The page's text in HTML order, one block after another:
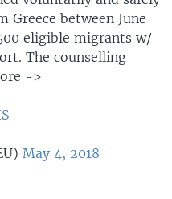
between June
eligible migrants w/
The counselling
->
May 4, 2018